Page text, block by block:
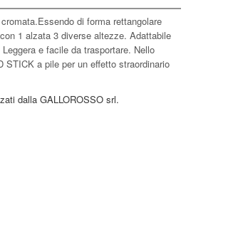
di forma rettangolare
1 alzata 3 diverse altezze. Adattabile
e facile da trasportare. Nello
a pile per un effetto straordinario
dalla GALLOROSSO srl.